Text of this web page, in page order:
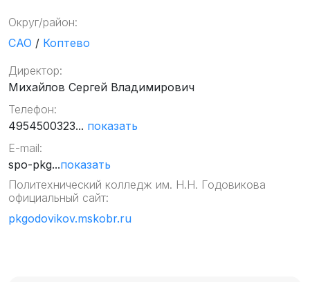
Округ/район:
САО / Коптево
Директор:
Михайлов Сергей Владимирович
Телефон:
4954500323... показать
E-mail:
spo-pkg...показать
Политехнический колледж им. Н.Н. Годовикова
официальный сайт:
pkgodovikov.mskobr.ru